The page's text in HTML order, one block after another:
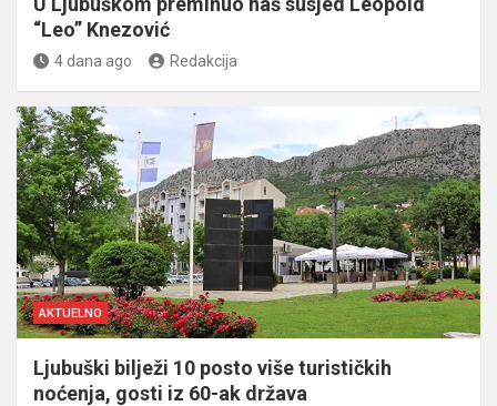
“Leo” Knezović
4 dana ago Redakcija
AKTUELNO
Ljubuški bilježi 10 posto više turističkih
noćenja, gosti iz 60-ak država